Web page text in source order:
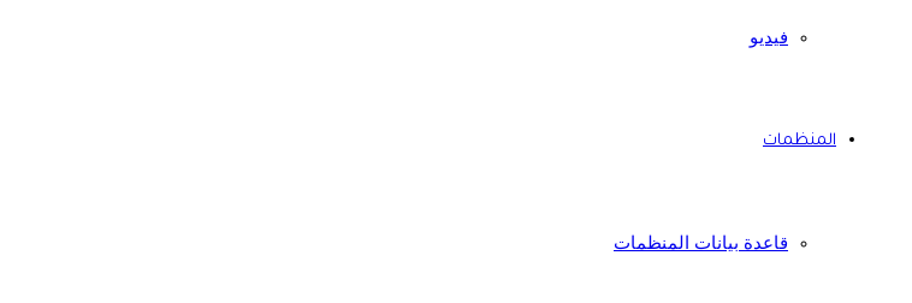
فيديو
المنظمات
قاعدة بيانات المنظمات